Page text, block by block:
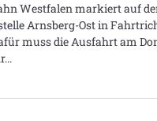
Westfalen markiert auf
Arnsberg-Ost in
muss die Ausfahrt am